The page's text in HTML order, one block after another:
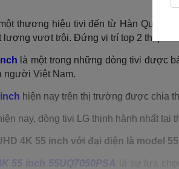
thương hiệu tivi đến từ Hàn Quốc,
lượng vượt trội. Đứng vị trí top 2 thị
là một trong những dòng tivi được
người Việt Nam.
hiện nay trên thị trường được chia
nay, dòng tivi LG thịnh hành nhất
4K 55 inch với đại diện là model
55 inch 55UQ7050PSA
là sự lựa